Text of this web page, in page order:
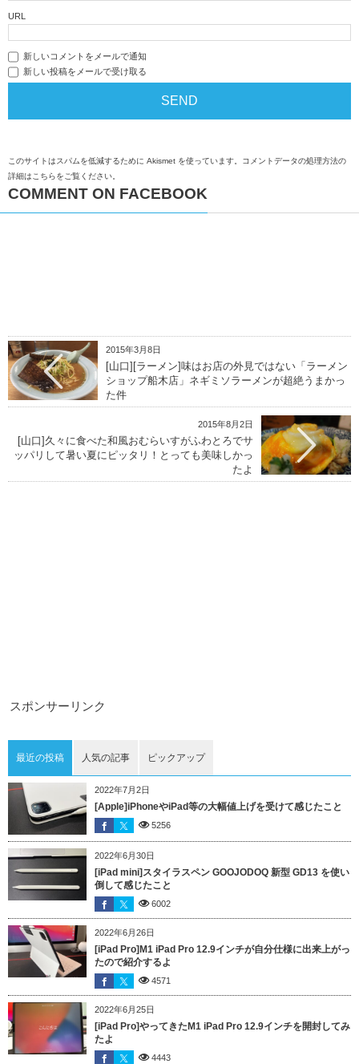
URL
新しいコメントをメールで通知
新しい投稿をメールで受け取る
このサイトはスパムを低減するために Akismet を使っています。 コメントデータの処理方法の
詳細はこちらをご覧ください。
COMMENT ON FACEBOOK
2015年3月8日
[山口][ラーメン]味はお店の外見ではない「ラーメン
ショップ船木店」ネギミソラーメンが超絶うまかっ
た件
2015年8月2日
[山口]久々に食べた和風おむらいすがふわとろでサ
ッパリして暑い夏にピッタリ！とっても美味しかっ
たよ
スポンサーリンク
最近の投稿 人気の記事 ピックアップ
2022年7月2日
[Apple]iPhoneやiPad等の大幅値上げを受けて感じたこと
5256
2022年6月30日
[iPad mini]スタイラスペン GOOJODOQ 新型 GD13 を使い
倒して感じたこと
6002
2022年6月26日
[iPad Pro]M1 iPad Pro 12.9インチが自分仕様に出来上がっ
たので紹介するよ
4571
2022年6月25日
[iPad Pro]やってきたM1 iPad Pro 12.9インチを開封してみ
たよ
4443